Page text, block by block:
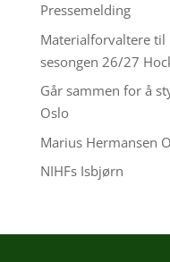
Pressemelding
Materialforvaltere til
sesongen 26/27
Går sammen for å
Oslo
Marius Hermansen
NIHFs Isbjørn